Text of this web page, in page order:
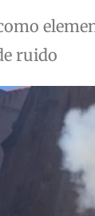
ruido